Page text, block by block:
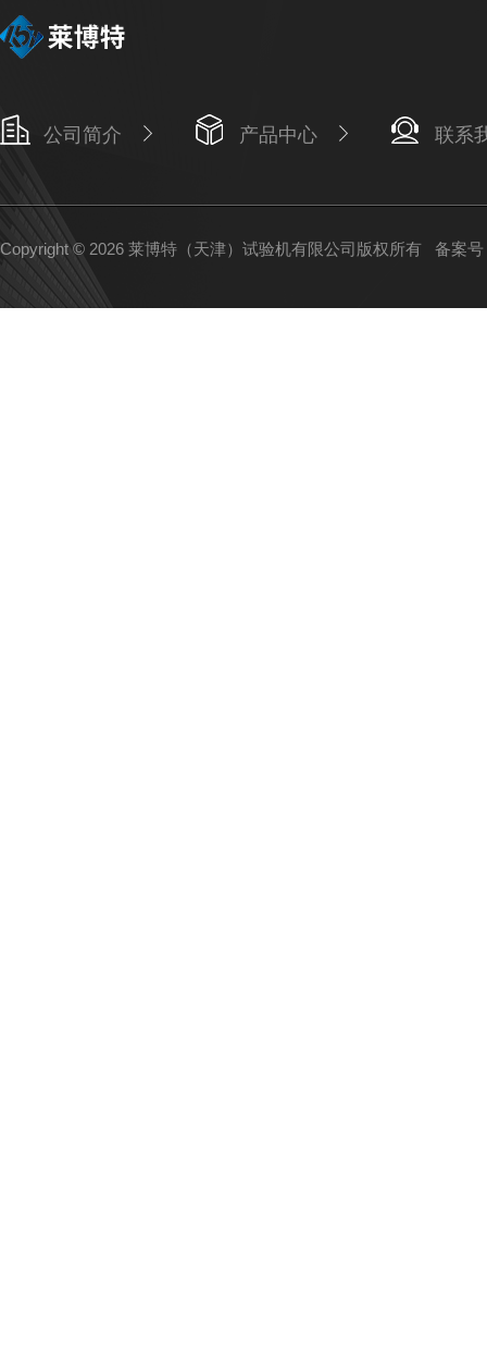
公司简介 产品中心 联系
Copyright © 2026 莱博特（天津）试验机有限公司版权所有 备案号